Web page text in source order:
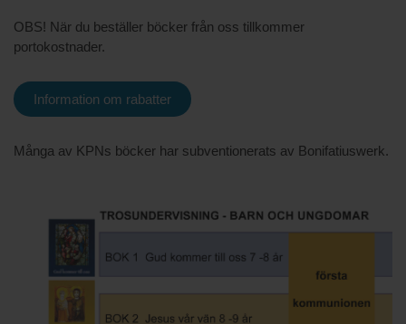
OBS! När du beställer böcker från oss tillkommer
portokostnader.
Information om rabatter
Många av KPNs böcker har subventionerats av Bonifatiuswerk.